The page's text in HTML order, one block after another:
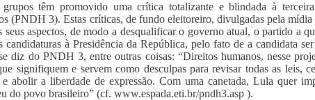
têm promovido uma crítica totalizante e blindada à
(PNDH 3). Estas críticas, de fundo eleitoreiro, divulgadas pela
seus aspectos, de modo a desqualificar o governo atual, o partido a
candidaturas à Presidência da República, pelo fato de a candidata
diz do PNDH 3, entre outras coisas: “Direitos humanos, nesse
signifiquem e servem como desculpas para revisar todas as leis,
abolir a liberdade de expressão. Com uma canetada, Lula quer
do povo brasileiro” (cf. www.espada.eti.br/pndh3.asp ).